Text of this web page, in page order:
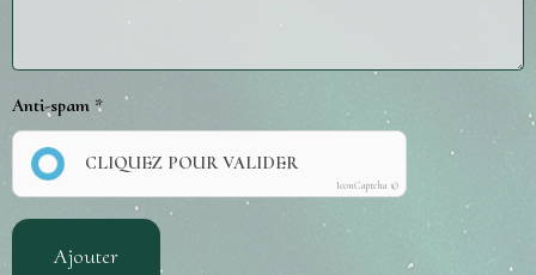
Anti-spam
CLIQUEZ POUR VALIDER
IconCaptcha ©
Ajouter